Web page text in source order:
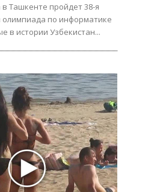
в Ташкенте пройдет 38-я
по информатике
в истории Узбекистан...